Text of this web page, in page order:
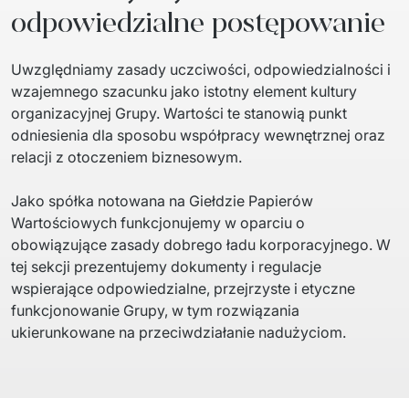
odpowiedzialne postępowanie
Uwzględniamy zasady uczciwości, odpowiedzialności i
wzajemnego szacunku jako istotny element kultury
organizacyjnej Grupy. Wartości te stanowią punkt
odniesienia dla sposobu współpracy wewnętrznej oraz
relacji z otoczeniem biznesowym.
Jako spółka notowana na Giełdzie Papierów
Wartościowych funkcjonujemy w oparciu o
obowiązujące zasady dobrego ładu korporacyjnego. W
tej sekcji prezentujemy dokumenty i regulacje
wspierające odpowiedzialne, przejrzyste i etyczne
funkcjonowanie Grupy, w tym rozwiązania
ukierunkowane na przeciwdziałanie nadużyciom.